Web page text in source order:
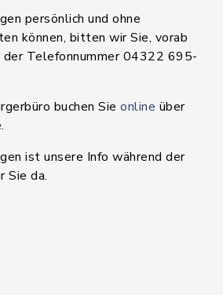
persönlich und ohne
können, bitten wir Sie, vorab
der Telefonnummer 04322 695-
buchen Sie online über
ist unsere Info während der
Sie da.